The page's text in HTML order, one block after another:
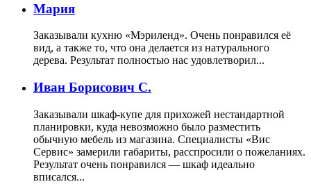
Мария
Заказывали кухню «Мэриленд». Очень понравился её
вид, а также то, что она делается из натурального
дерева. Результат полностью нас удовлетворил...
Иван Борисович С.
Заказывали шкаф-купе для прихожей нестандартной
планировки, куда невозможно было разместить
обычную мебель из магазина. Специалисты «Вис
Сервис» замерили габариты, расспросили о пожеланиях.
Результат очень понравился — шкаф идеально
вписался...